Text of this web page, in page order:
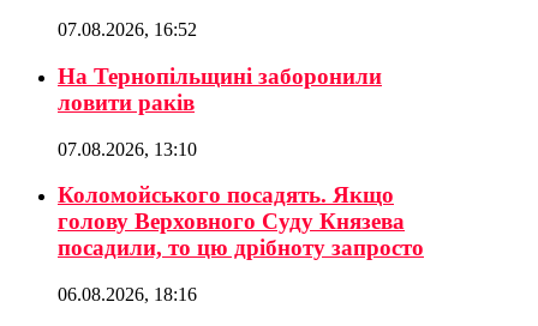
07.08.2026, 16:52
На Тернопільщині заборонили
ловити раків
07.08.2026, 13:10
Коломойського посадять. Якщо
голову Верховного Суду Князева
посадили, то цю дрібноту запросто
06.08.2026, 18:16